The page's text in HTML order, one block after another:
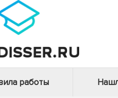
работы